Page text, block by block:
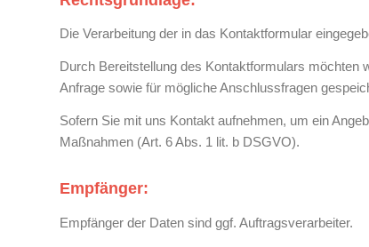
Die Verarbeitung der in das Kontaktformular
Durch Bereitstellung des Kontaktformulars möchten
Anfrage sowie für mögliche Anschlussfragen
Sofern Sie mit uns Kontakt aufnehmen, um ein
Maßnahmen (Art. 6 Abs. 1 lit. b DSGVO).
Empfänger:
Empfänger der Daten sind ggf. Auftragsverarbeiter.